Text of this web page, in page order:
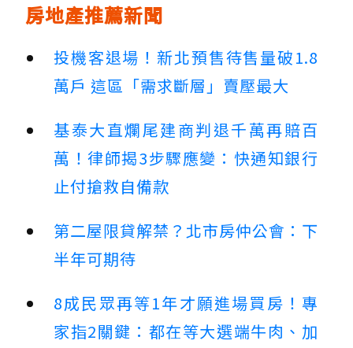
房地產推薦新聞
投機客退場！新北預售待售量破1.8
萬戶 這區「需求斷層」賣壓最大
基泰大直爛尾建商判退千萬再賠百
萬！律師揭3步驟應變：快通知銀行
止付搶救自備款
第二屋限貸解禁？北市房仲公會：下
半年可期待
8成民眾再等1年才願進場買房！專
家指2關鍵：都在等大選端牛肉、加